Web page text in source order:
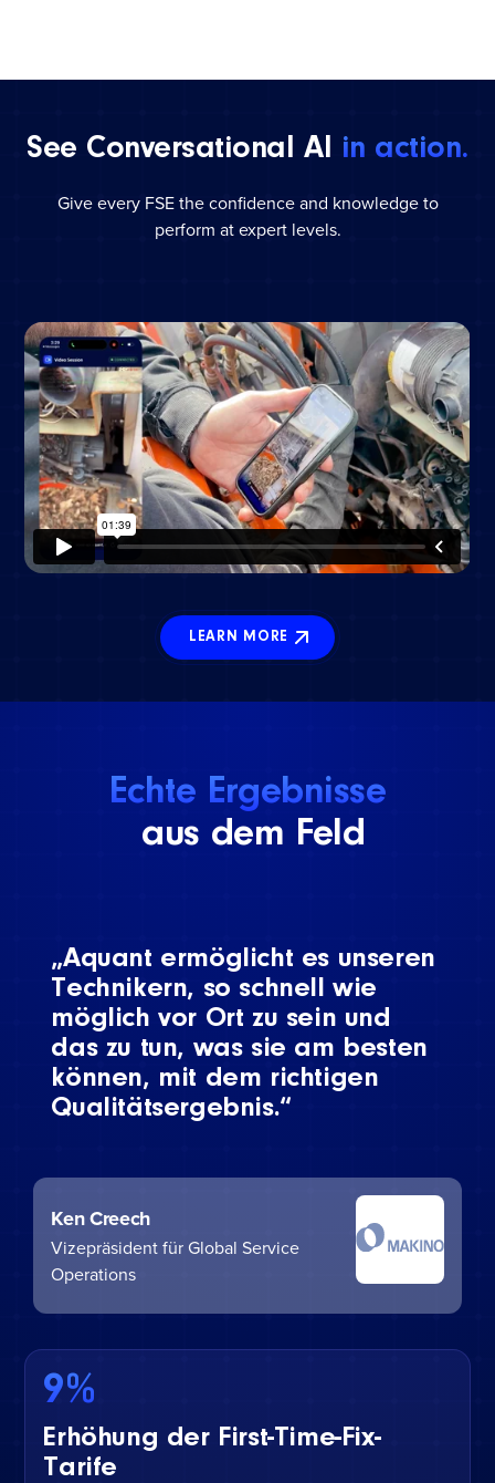
See Conversational AI in action.
Give every FSE the confidence and knowledge to
perform at expert levels.
LEARN MORE
Echte Ergebnisse
aus dem Feld
„Aquant ermöglicht es unseren
Technikern, so schnell wie
möglich vor Ort zu sein und
das zu tun, was sie am besten
können, mit dem richtigen
Qualitätsergebnis.“
Ken Creech
Vizepräsident für Global Service
Operations
9%
Erhöhung der First-Time-Fix-
Tarife